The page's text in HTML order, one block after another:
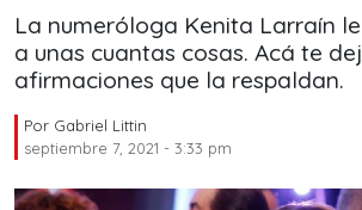
La numeróloga Kenita Larraín
a unas cuantas cosas. Acá te
afirmaciones que la respaldan.
Por Gabriel Littin
septiembre 7, 2021 - 3:33 pm